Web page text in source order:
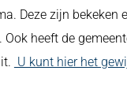
Deze zijn bekeken
heeft de
U kunt hier het